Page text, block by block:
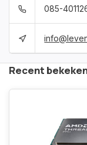
085-
Recent